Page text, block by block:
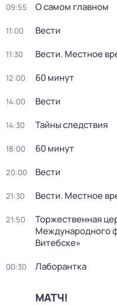
09:55 О самом главном
11:00 Вести
11:30 Вести. Местное
12:00 60 минут
14:00 Вести
14:30 Тайны следствия
18:00 60 минут
20:00 Вести
21:30 Вести. Местное
21:50
Торжественная
Международного
Витебске»
00:30 Лаборантка
МАТЧ!